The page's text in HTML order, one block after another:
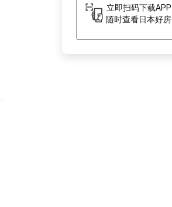
立即扫码下载APP
随时查看日本好房